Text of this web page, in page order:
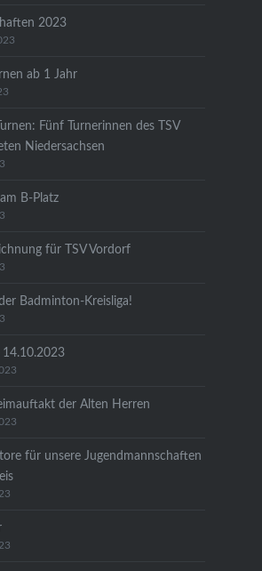
2023
ab 1 Jahr
Fünf Turnerinnen des TSV
Niedersachsen
B-Platz
für TSV Vordorf
Badminton-Kreisliga!
14.10.2023
der Alten Herren
für unsere Jugendmannschaften